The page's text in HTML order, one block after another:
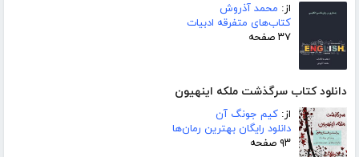
از: محمد آذروش
کتاب‌های متفرقه ادبیات
۳۷ صفحه
دانلود کتاب سرگذشت ملکه اینهیون
از: کیم جونگ آن
دانلود رایگان بهترین رمان‌ها
۹۳ صفحه